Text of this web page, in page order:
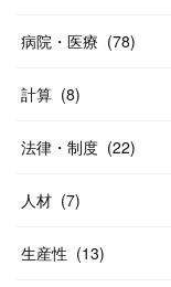
病院・医療 (78)
計算 (8)
法律・制度 (22)
人材 (7)
生産性 (13)